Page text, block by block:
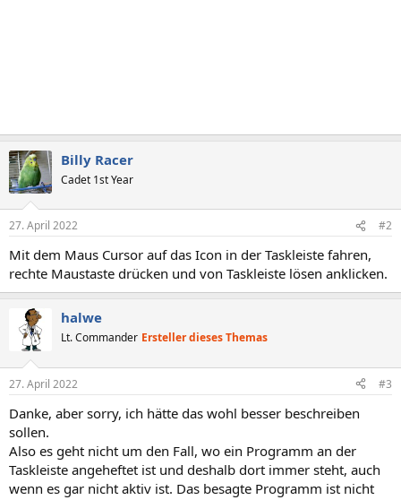
Billy Racer
Cadet 1st Year
27. April 2022 #2
Mit dem Maus Cursor auf das Icon in der Taskleiste fahren,
rechte Maustaste drücken und von Taskleiste lösen anklicken.
halwe
Lt. Commander Ersteller dieses Themas
27. April 2022 #3
Danke, aber sorry, ich hätte das wohl besser beschreiben
sollen.
Also es geht nicht um den Fall, wo ein Programm an der
Taskleiste angeheftet ist und deshalb dort immer steht, auch
wenn es gar nicht aktiv ist. Das besagte Programm ist nicht